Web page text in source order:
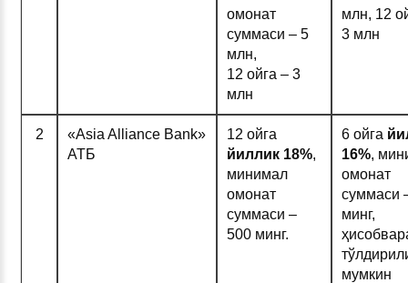
омонат
суммаси – 5
млн,
12 ойга – 3
млн
млн, 12
3 млн
2
«Asia Alliance Bank»
АТБ
12 ойга
йиллик 18%,
минимал
омонат
суммаси –
500 минг.
6 ойга
16%,
омонат
суммаси
минг,
мумкин